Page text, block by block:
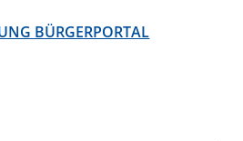
BÜRGERPORTAL